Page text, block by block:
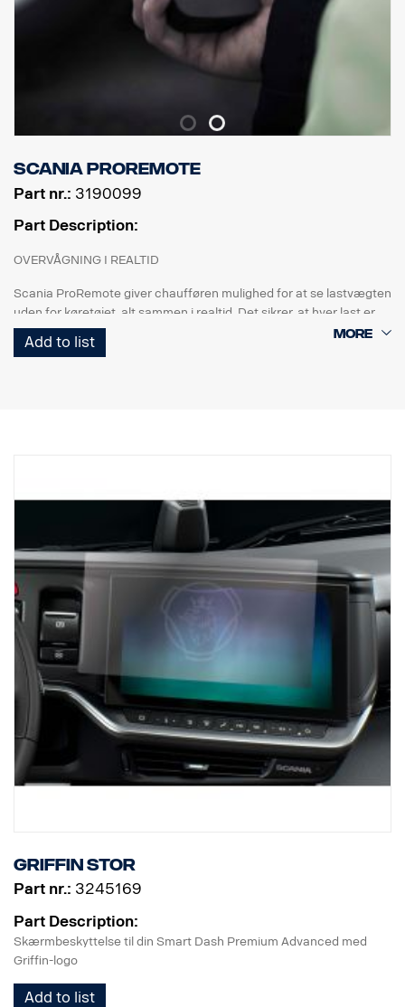
Scania ProRemote
Part nr.: 3190099
Part Description:
OVERVÅGNING I REALTID
Scania ProRemote giver chaufføren mulighed for at se lastvægten
uden for køretøjet, alt sammen i realtid. Det sikrer, at hver last er
perfekt afbalanceret og overholder vægtbegrænsninger og
branchebestemmelser.
elektrisk system. Kontrollér lokale homologeringsregler for GSR
cybersikkerhedsrelevans, da produktet ikke er inkluderet i Scania
VWTA for færdigopbyggede køretøjer.
AUTOMATISK AKSELDETEKTERING:
Modtagerenheden detekterer automatisk antallet af aksler på en
potentiel anhænger og sørger dermed for, at du modtager de
oplysninger, du har brug for til sikker og effektiv læsning.
BEKVEMMELIGHED:
Scania ProRemote magnetisk baseoplader og USB-C-forbindelse
sikrer, at enheden altid er klar til brug, hvilket reducerer nedetiden
og holder lastbilen på vejen.
Gør din lastbiloplevelse bedre med Scania ProRemote – det
Add to list
Griffin stor
Part nr.: 3245169
Part Description:
Skærmbeskyttelse til din Smart Dash Premium Advanced med
Griffin-logo
Add to list